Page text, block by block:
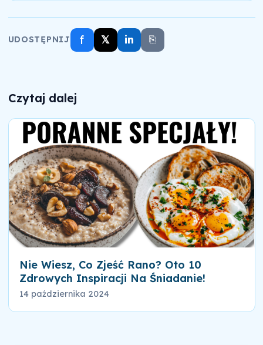
UDOSTĘPNIJ f 𝕏 in ⎘
Czytaj dalej
Nie Wiesz, Co Zjeść Rano? Oto 10
Zdrowych Inspiracji Na Śniadanie!
14 października 2024